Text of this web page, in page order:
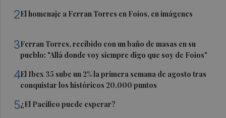
2El homenaje a Ferran Torres en Foios, en imágenes
3Ferran Torres, recibido con un baño de masas en su
pueblo: "Allá donde voy siempre digo que soy de Foios"
4El Ibex 35 sube un 2% la primera semana de agosto tras
conquistar los históricos 20.000 puntos
5¿El Pacífico puede esperar?